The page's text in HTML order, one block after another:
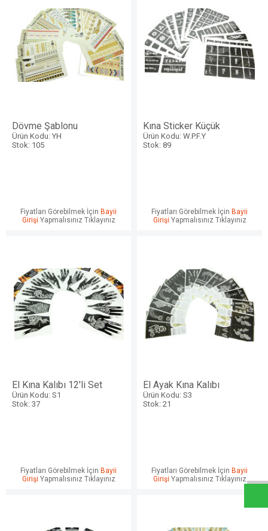
Dövme Şablonu
Ürün Kodu: YH
Stok: 105
Fiyatları Görebilmek İçin Bayii
Girişi Yapmalısınız Tıklayınız
Kına Sticker Küçük
Ürün Kodu: W.P.F.Y
Stok: 89
Fiyatları Görebilmek İçin Bayii
Girişi Yapmalısınız Tıklayınız
El Kına Kalıbı 12'li Set
Ürün Kodu: S1
Stok: 37
Fiyatları Görebilmek İçin Bayii
Girişi Yapmalısınız Tıklayınız
El Ayak Kına Kalıbı
Ürün Kodu: S3
Stok: 21
Fiyatları Görebilmek İçin Bayii
Girişi Yapmalısınız Tıklayınız